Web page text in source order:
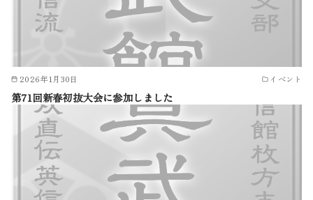
2026年1月30日 イベント
第71回新春初抜大会に参加しました